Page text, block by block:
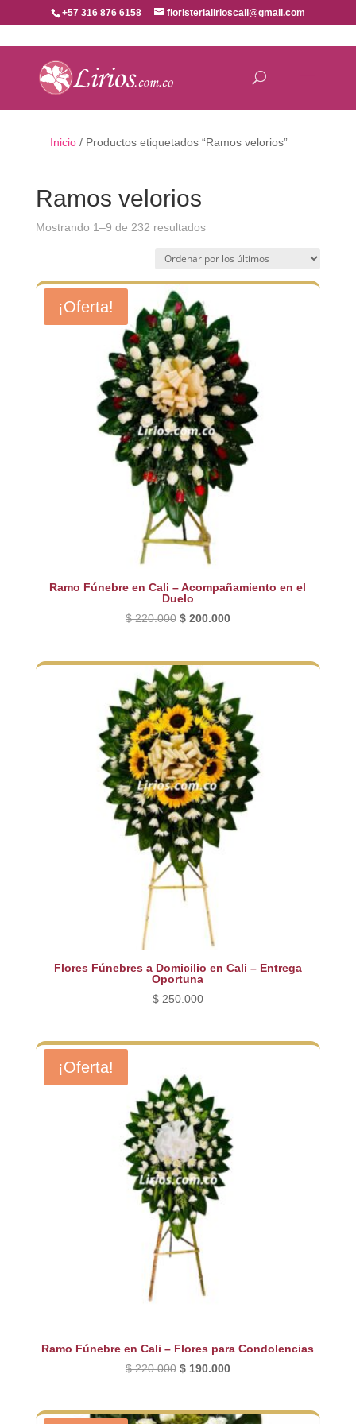
+57 316 876 6158 floristerialirioscali@gmail.com
Inicio/ Productos etiquetados “Ramos velorios”
Ramos velorios
Mostrando 1–9 de 232 resultadosOrdenado
los
últimos
¡Oferta!
Ramo Fúnebre en Cali – Acompañamiento en el
Duelo
$220.000 El
era:
$ 220.000.
$200.000El
Flores Fúnebres a Domicilio en Cali – Entrega
Oportuna
$250.000
¡Oferta!
Ramo Fúnebre en Cali – Flores para Condolencias
$220.000 El
$190.000El